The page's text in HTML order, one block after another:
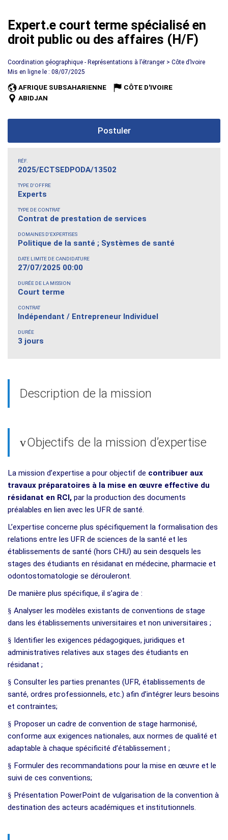
Expert.e court terme spécialisé en
droit public ou des affaires (H/F)
Coordination géographique - Représentations à l’étranger > Côte d’Ivoire
Mis en ligne le : 08/07/2025
AFRIQUE SUBSAHARIENNE
CÔTE D'IVOIRE
ABIDJAN
Postuler
RÉF.
2025/ECTSEDPODA/13502
TYPE D'OFFRE
Experts
TYPE DE CONTRAT
Contrat de prestation de services
DOMAINES D'EXPERTISES
Politique de la santé ; Systèmes de santé
DATE LIMITE DE CANDIDATURE
27/07/2025 00:00
DURÉE DE LA MISSION
Court terme
CONTRAT
Indépendant / Entrepreneur Individuel
DURÉE
3 jours
Description de la mission
vObjectifs de la mission d’expertise
La mission d’expertise a pour objectif de contribuer aux
travaux préparatoires à la mise en œuvre effective du
résidanat en RCI, par la production des documents
préalables en lien avec les UFR de santé.
L’expertise concerne plus spécifiquement la formalisation des
relations entre les UFR de sciences de la santé et les
établissements de santé (hors CHU) au sein desquels les
stages des étudiants en résidanat en médecine, pharmacie et
odontostomatologie se dérouleront.
De manière plus spécifique, il s’agira de :
§ Analyser les modèles existants de conventions de stage
dans les établissements universitaires et non universitaires ;
§ Identifier les exigences pédagogiques, juridiques et
administratives relatives aux stages des étudiants en
résidanat ;
§ Consulter les parties prenantes (UFR, établissements de
santé, ordres professionnels, etc.) afin d’intégrer leurs besoins
et contraintes;
§ Proposer un cadre de convention de stage harmonisé,
conforme aux exigences nationales, aux normes de qualité et
adaptable à chaque spécificité d’établissement ;
§ Formuler des recommandations pour la mise en œuvre et le
suivi de ces conventions;
§ Présentation PowerPoint de vulgarisation de la convention à
destination des acteurs académiques et institutionnels.